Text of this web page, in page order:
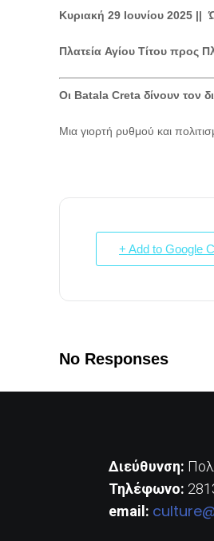
Κυριακή 29 Ιουνίου 2025 ||
Πλατεία Αγίου Τίτου προς
Οι Batala Creta δίνουν τον
Μια γιορτή ρυθμού και
+ Add to Google
No Responses
Διεύθυνση:
Τηλέφωνο:
email: